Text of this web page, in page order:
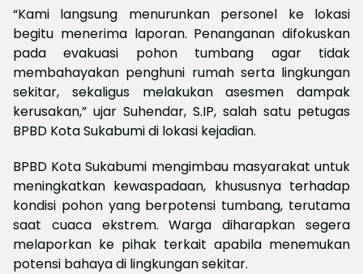
“Kami langsung menurunkan personel ke lokasi
begitu menerima laporan. Penanganan difokuskan
pada evakuasi pohon tumbang agar tidak
membahayakan penghuni rumah serta lingkungan
sekitar, sekaligus melakukan asesmen dampak
kerusakan,” ujar Suhendar, S.IP, salah satu petugas
BPBD Kota Sukabumi di lokasi kejadian.
BPBD Kota Sukabumi mengimbau masyarakat untuk
meningkatkan kewaspadaan, khususnya terhadap
kondisi pohon yang berpotensi tumbang, terutama
saat cuaca ekstrem. Warga diharapkan segera
melaporkan ke pihak terkait apabila menemukan
potensi bahaya di lingkungan sekitar.